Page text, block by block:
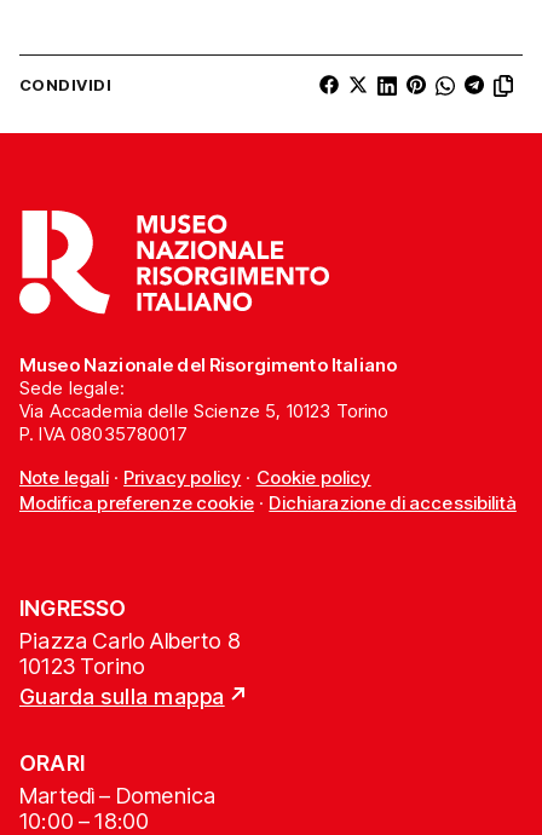
CONDIVIDI
Museo Nazionale del Risorgimento Italiano
Sede legale:
Via Accademia delle Scienze 5, 10123 Torino
P. IVA 08035780017
Note legali· Privacy policy · Cookie policy
Modifica preferenze cookie· Dichiarazione di accessibilità
INGRESSO
Piazza Carlo Alberto 8
10123 Torino
Guarda sulla mappa
ORARI
Martedì – Domenica
10:00 – 18:00